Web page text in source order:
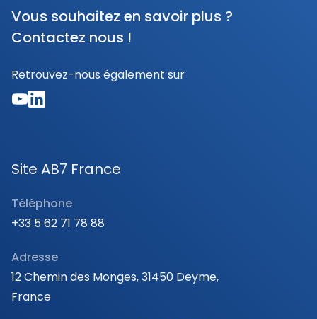
Vous souhaitez en savoir plus ?
Contactez nous !
Retrouvez-nous également sur
Site AB7 France
Téléphone
+33 5 62 71 78 88
Adresse
12 Chemin des Monges, 31450 Deyme,
France